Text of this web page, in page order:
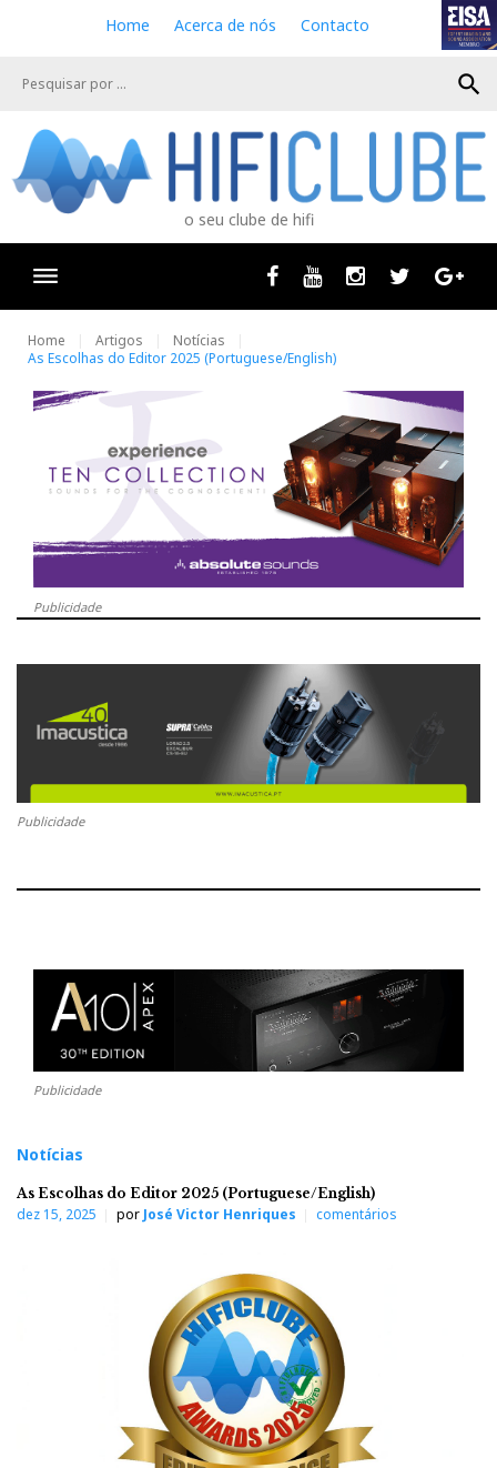
e
Home Acerca de nós Contacto
search
o seu clube de hifi
Facebook
Youtube InstagramTwitter
Home Artigos
Notícias
As Escolhas do Editor 2025 (Portuguese/English)
Publicidade
Publicidade
Publicidade
Notícias
As Escolhas do Editor 2025 (Portuguese/English)
dez 15, 2025 por José Victor Henriques comentários